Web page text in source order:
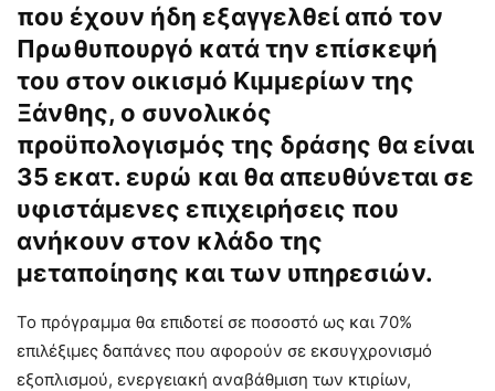
που έχουν ήδη εξαγγελθεί από τον
Πρωθυπουργό κατά την επίσκεψή
του στον οικισμό Κιμμερίων της
Ξάνθης, ο συνολικός
προϋπολογισμός της δράσης θα είναι
35 εκατ. ευρώ και θα απευθύνεται σε
υφιστάμενες επιχειρήσεις που
ανήκουν στον κλάδο της
μεταποίησης και των υπηρεσιών.
Το πρόγραμμα θα επιδοτεί σε ποσοστό ως και 70%
επιλέξιμες δαπάνες που αφορούν σε εκσυγχρονισμό
εξοπλισμού, ενεργειακή αναβάθμιση των κτιρίων,